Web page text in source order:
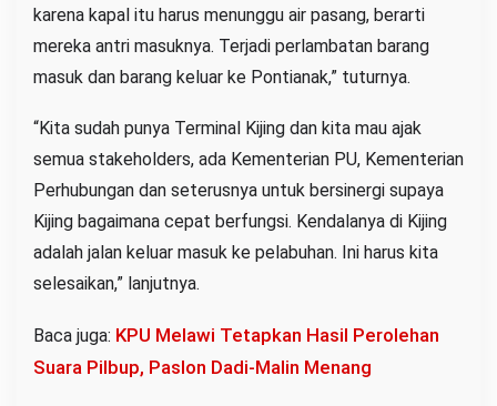
karena kapal itu harus menunggu air pasang, berarti
mereka antri masuknya. Terjadi perlambatan barang
masuk dan barang keluar ke Pontianak,” tuturnya.
“Kita sudah punya Terminal Kijing dan kita mau ajak
semua stakeholders, ada Kementerian PU, Kementerian
Perhubungan dan seterusnya untuk bersinergi supaya
Kijing bagaimana cepat berfungsi. Kendalanya di Kijing
adalah jalan keluar masuk ke pelabuhan. Ini harus kita
selesaikan,” lanjutnya.
Baca juga: KPU Melawi Tetapkan Hasil Perolehan
Suara Pilbup, Paslon Dadi-Malin Menang